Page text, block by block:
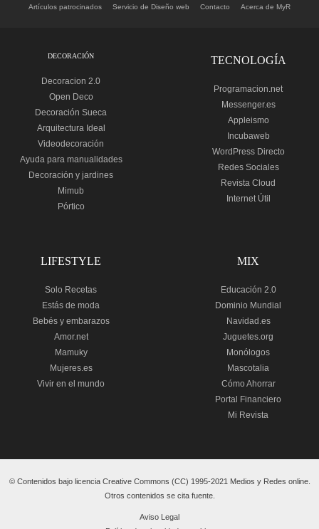
Artículos patrocinados Servicio de Diseño web Contacto Acerca de MyR
DECORACIÓN
Decoracion 2.0
Open Deco
Decoración Sueca
Arquitectura Ideal
Videodecoración
Ayuda para manualidades
Decoración y jardines
Mimub
Pórtico
TECNOLOGÍA
Programacion.net
Messenger.es
Appleismo
Incubaweb
WordPress Directo
Redes Sociales
Revista Cloud
Internet Útil
LIFESTYLE
Solo Recetas
Estás de moda
Bebés y embarazos
Amor.net
Mamuky
Mujeres.es
Vivir en el mundo
MIX
Educación 2.0
Dominio Mundial
Navidad.es
Juguetes.org
Monólogos
Mascotalia
Cómo Ahorrar
Portal Financiero
Mi Revista
© Contenidos bajo licencia Creative Commons (CC) 1995-2021 Medios y Redes online.
Otros contenidos se cita fuente.
Aviso Legal